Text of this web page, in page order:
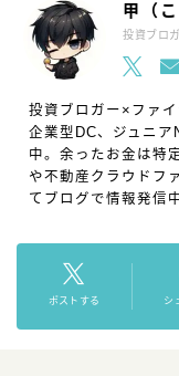
甲（こ
投資ブロ
投資ブロガー×ファ
企業型DC、ジュニ
中。余ったお金は特
や不動産クラウドフ
てブログで情報発信中
ポストする シ